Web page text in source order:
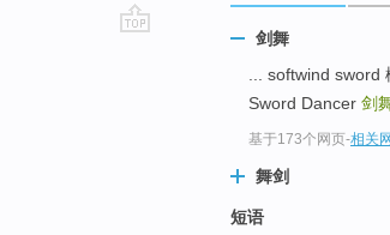
剑舞
... softwind sword
Sword Dancer 剑
基于173个网页-相关
舞剑
短语